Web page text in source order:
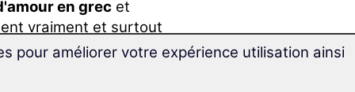
en grec et
vraiment et surtout
pour améliorer votre expérience utilisation ainsi